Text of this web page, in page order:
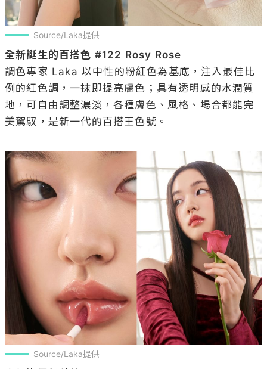
Source/Laka提供
全新誕生的百搭色 #122 Rosy Rose
調色專家 Laka 以中性的粉紅色為基底，注入最佳比
例的紅色調，一抹即提亮膚色；具有透明感的水潤質
地，可自由調整濃淡，各種膚色、風格、場合都能完
美駕馭，是新一代的百搭王色號。
Source/Laka提供